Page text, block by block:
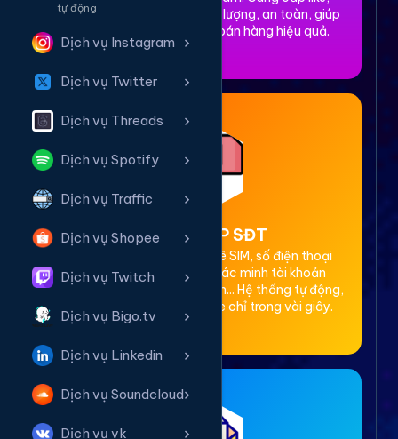
tự động
Dịch vụ Instagram
Dịch vụ Twitter
Dịch vụ Threads
Dịch vụ Spotify
Dịch vụ Traffic
Dịch vụ Shopee
Dịch vụ Twitch
Dịch vụ Bigo.tv
Dịch vụ Linkedin
Dịch vụ Soundcloud
Dịch vụ vk
share, comment, view chất lượng, an toàn, giúp
xây dựng thương hiệu và bán hàng hiệu quả.
2. Thuê OTP SĐT
Cung cấp dịch vụ cho thuê SIM, số điện thoại
(SĐT) để nhận mã OTP xác minh tài khoản
Facebook, Google, Telegram... Hệ thống tự động,
bảo mật, giá rẻ, nhận code chỉ trong vài giây.